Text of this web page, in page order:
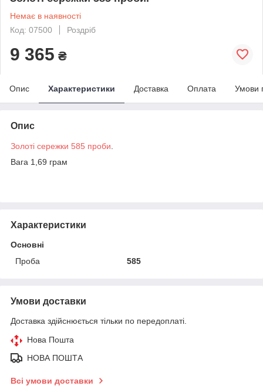
Немає в наявності
Код: 07500
Роздріб
9 365 ₴
Опис Характеристики Доставка Оплата Умови
Опис
Золоті сережки 585 проби
Вага 1,69 грам
Характеристики
Основні
Проба
585
Умови доставки
Доставка здійснюється тільки по передоплаті.
Нова Пошта
НОВА ПОШТА
Всі умови доставки